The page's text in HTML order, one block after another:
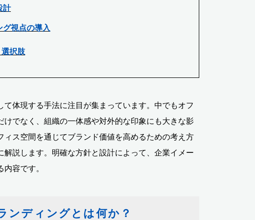
計
視点の導入
択肢
体現する手法に注目が集まっています。中でもオフ
けでなく、組織の一体感や対外的な印象にも大きな影
ス空間を通じてブランド価値を高めるための考え方
説します。明確な方針と設計によって、企業イメー
容です。
ンディングとは何か？